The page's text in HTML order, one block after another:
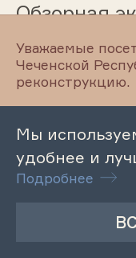
Обзорная
музею Л. Н.
19.06.2025
Обзорная
Уважаемые
Чеченской
реконструкцию.
Мы
удобнее и
Подробнее